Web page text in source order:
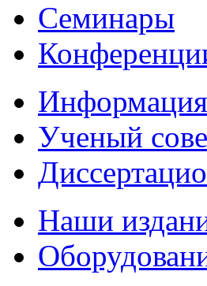
Семинары
Ученый
Наши